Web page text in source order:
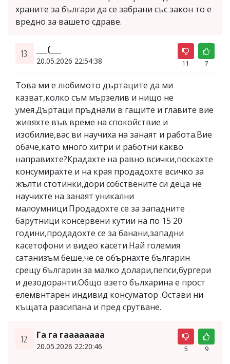
храните за българи да се забрани със закон то е
вредно за вашето сдраве.
13. ___(___
20.05.2026 22:54:38 11 7
Това ми е любимото дъртаците да ми
казват,колко съм мързелив и нищо не
умея.Дъртаци пръднали в гащите и главите вие
живяхте във време на спокойствие и
изобилие,вас ви научиха на занаят и работа.Вие
обаче,като много хитри и работни какво
направихте?Крадахте на равно всички,поскахте
консумирахте и на края продадохте всичко за
жълти стотинки,дори собствените си деца не
научихте на занаят уникални
малоумници.Продадохте се за западните
барутници консервени кутии на по 15 20
години,продадохте се за банани,западни
касетофони и видео касети.Най големия
сатанизъм беше,че се обърнахте българин
срещу българин за малко долари,пепси,бургери
и дезодоранти.Общо взето бълхарина е прост
елемвнтарен индивид консуматор .Остави ни
къщата разсипана и пред срутване.
12. Га га гаааааааа
20.05.2026 22:20:46 5 9